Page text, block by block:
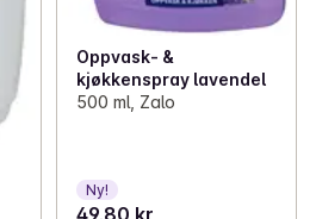
Oppvask- &
kjøkkenspray lavendel
500 ml, Zalo
Ny!